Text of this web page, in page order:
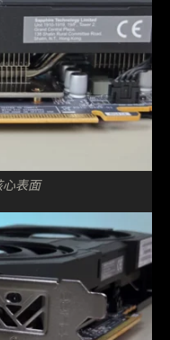
表面